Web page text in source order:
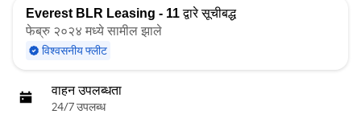
Everest BLR Leasing - 11द्वारे सूचीबद्ध
फेब्रु २०२४ मध्ये सामील झाले
विश्वसनीय फ्लीट
वाहन उपलब्धता
24/7 उपलब्ध